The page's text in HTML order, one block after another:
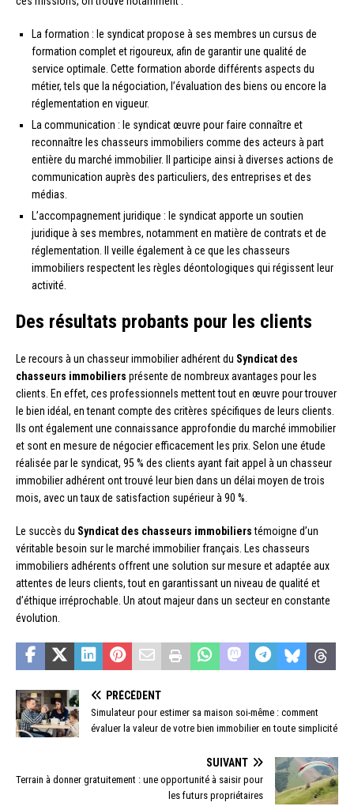
La formation : le syndicat propose à ses membres un cursus de
formation complet et rigoureux, afin de garantir une qualité de
service optimale. Cette formation aborde différents aspects du
métier, tels que la négociation, l’évaluation des biens ou encore la
réglementation en vigueur.
La communication : le syndicat œuvre pour faire connaître et
reconnaître les chasseurs immobiliers comme des acteurs à part
entière du marché immobilier. Il participe ainsi à diverses actions de
communication auprès des particuliers, des entreprises et des
médias.
L’accompagnement juridique : le syndicat apporte un soutien
juridique à ses membres, notamment en matière de contrats et de
réglementation. Il veille également à ce que les chasseurs
immobiliers respectent les règles déontologiques qui régissent leur
activité.
Des résultats probants pour les clients
Le recours à un chasseur immobilier adhérent du Syndicat des
chasseurs immobiliers présente de nombreux avantages pour les
clients. En effet, ces professionnels mettent tout en œuvre pour trouver
le bien idéal, en tenant compte des critères spécifiques de leurs clients.
Ils ont également une connaissance approfondie du marché immobilier
et sont en mesure de négocier efficacement les prix. Selon une étude
réalisée par le syndicat, 95 % des clients ayant fait appel à un chasseur
immobilier adhérent ont trouvé leur bien dans un délai moyen de trois
mois, avec un taux de satisfaction supérieur à 90 %.
Le succès du Syndicat des chasseurs immobilierstémoigne d’un
véritable besoin sur le marché immobilier français. Les chasseurs
immobiliers adhérents offrent une solution sur mesure et adaptée aux
attentes de leurs clients, tout en garantissant un niveau de qualité et
d’éthique irréprochable. Un atout majeur dans un secteur en constante
évolution.
PRÉCÉDENT
Simulateur pour estimer sa maison soi-même : comment
évaluer la valeur de votre bien immobilier en toute simplicité
SUIVANT
Terrain à donner gratuitement : une opportunité à saisir pour
les futurs propriétaires